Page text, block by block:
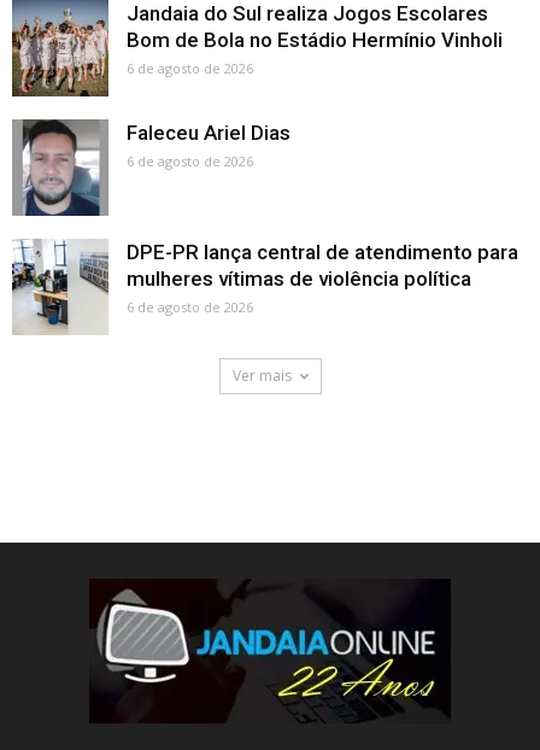
Jandaia do Sul realiza Jogos Escolares
Bom de Bola no Estádio Hermínio Vinholi
6 de agosto de 2026
Faleceu Ariel Dias
6 de agosto de 2026
DPE-PR lança central de atendimento para
mulheres vítimas de violência política
6 de agosto de 2026
Ver mais